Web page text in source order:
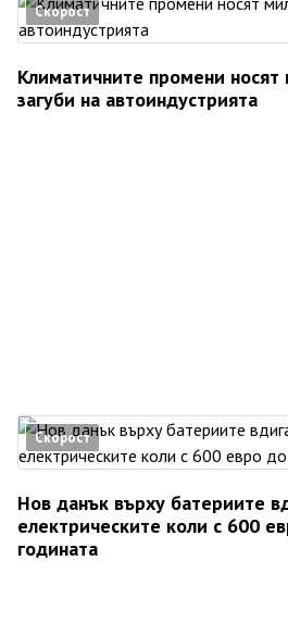
Скорост
Климатичните промени носят
загуби на автоиндустрията
Скорост
Нов данък върху батериите
електрическите коли с 600
годината